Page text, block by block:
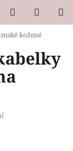
Hledat
KOŠÍK
kožené